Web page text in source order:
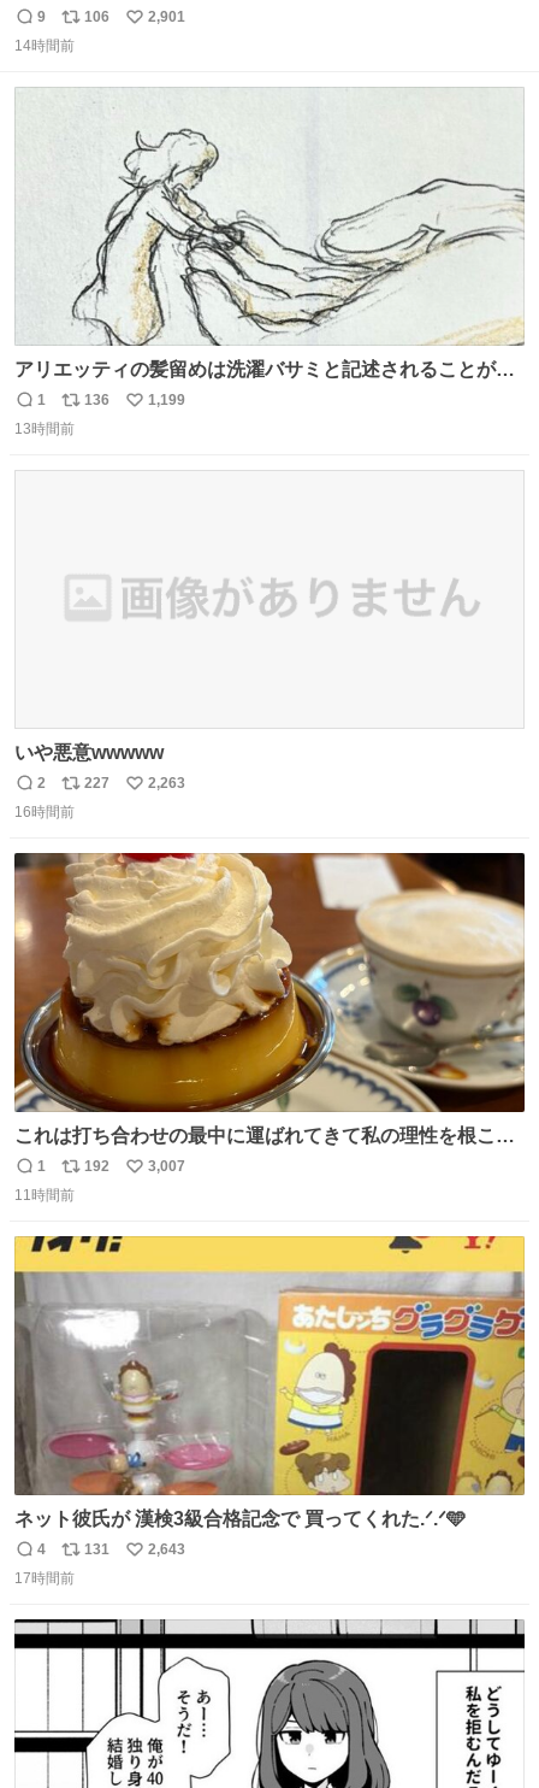
返
信
9
リ
ポ
106
い
2,901
14時間前
アリエッティの髪留めは洗濯バサミと記述されることが多
いですが、もっと小さいプラスチックのクリップです。 バ
ネは使いやすいように強度を調整してあるはず。
返
信
1
リ
ポ
136
い
1,199
13時間前
いや悪意wwwww
返
信
2
リ
ポ
ト
数
227
い
数
2,263
16時間前
これは打ち合わせの最中に運ばれてきて私の理性を根こそ
ぎ奪い去ったプリンの写真です。
返
信
1
リ
ポ
ト
数
192
い
3,007
11時間前
ネット彼氏が 漢検3級合格記念で 買ってくれた.ᐟ.ᐟ🩵
返
信
4
リ
ポ
ト
131
い
数
2,643
17時間前